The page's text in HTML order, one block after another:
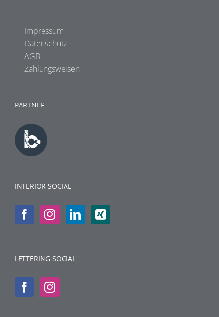
Impressum
Datenschutz
AGB
Zahlungsweisen
PARTNER
INTERIOR SOCIAL
LETTERING SOCIAL